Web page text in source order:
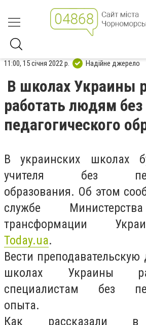
11:00, 15 січня 2022 р. Надійне джерело
В школах Украины
работать людям без
педагогического
В украинских школах
учителя без
образования. Об этом
службе
трансформации
Today.ua.
Вести преподавательскую
школах Украины
специалистам без
опыта.
Как рассказали в